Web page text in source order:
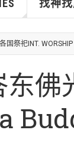
找神找
各国祭祀INT. WORSHIP
东